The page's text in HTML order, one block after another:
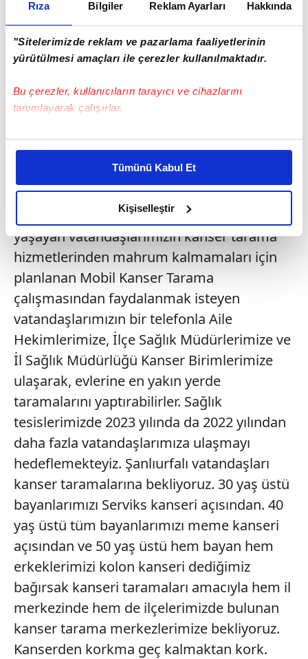
Rıza Bilgiler Reklam Ayarları Hakkında
"Sitelerimizde reklam ve pazarlama faaliyetlerinin
yürütülmesi amaçları ile çerezler kullanılmaktadır.
Bu çerezler, kullanıcıların tarayıcı ve cihazlarını
tanımlayarak çalışırlar.
Bu çerezlere izin vermeniz halinde sizlere özel
daha iyi reklam deneyimi yaşatabiliriz. Bunu yaparken
amacımızın size daha iyi bir reklam deneyimi sunmak
olduğunu ve sizlere en iyi içerikleri sunabilmek adına
elimizden gelen çabayı gösterdiğimizi ve bu noktada,
reklamların maliyetlerimizi karşılamak noktasında tek gelir
kalemimiz olduğunu sizlere hatırlatmak isteriz.
Her halükârda, kullanıcılar, bu çerezlere izin vermedikleri
takdirde, kullanıcılara hedefli reklamlar
gösterilmeyecektir."
Sizlere daha iyi bir hizmet sunabilmek için İnternet
Sitemizde kendimize ve üçüncü kişilere ait çerezler
kullanılmaktadır. Bu çerezler vasıtasıyla çeşitli kişisel
verileriniz işlenmekte olup gerekli olan çerezler bilgi
toplumu hizmetlerinin sunulması amacıyla
kullanılmaktadır. Diğer çerezler, sitemizin daha işlevsel
kılınması ve kişiselleştirilmesi ve sizlere yönelik
reklam/pazarlama faaliyetlerinin yapılması, amaçlarıyla
sınırlı olarak açık rızanız dahilinde kullanılacaktır.
Çerezlere ilişkin tercihlerinizi aşağıda yer alan panel
vasıtasıyla belirleyebilirsiniz. Çerezlere ilişkin detaylı bilgi
için Ayarlar butonuna tıklayabilir, Çerez Bilgilendirme
Metnimiziziyaret edebilirsiniz.
6698 sayılı Kişisel Verilerin Korunması Kanunu uyarınca
hazırlanmış Aydınlatma Metnimizi okumak ve sitemizde
ilgili mevzuata uygun olarak kullanılan çerezlerle ilgili bilgi
almak için lütfentıklayınız.
Tümünü Kabul Et
Kişiselleştir
Özellikle il ve ilçe merkezine uzak yerlerde
yaşayan vatandaşlarımızın kanser tarama
hizmetlerinden mahrum kalmamaları için
planlanan Mobil Kanser Tarama
çalışmasından faydalanmak isteyen
vatandaşlarımızın bir telefonla Aile
Hekimlerimize, İlçe Sağlık Müdürlerimize ve
İl Sağlık Müdürlüğü Kanser Birimlerimize
ulaşarak, evlerine en yakın yerde
taramalarını yaptırabilirler. Sağlık
tesislerimizde 2023 yılında da 2022 yılından
daha fazla vatandaşlarımıza ulaşmayı
hedeflemekteyiz. Şanlıurfalı vatandaşları
kanser taramalarına bekliyoruz. 30 yaş üstü
bayanlarımızı Serviks kanseri açısından. 40
yaş üstü tüm bayanlarımızı meme kanseri
açısından ve 50 yaş üstü hem bayan hem
erkeklerimizi kolon kanseri dediğimiz
bağırsak kanseri taramaları amacıyla hem il
merkezinde hem de ilçelerimizde bulunan
kanser tarama merkezlerimize bekliyoruz.
Kanserden korkma geç kalmaktan kork.